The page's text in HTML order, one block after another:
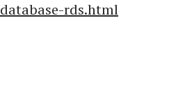
database-rds.html